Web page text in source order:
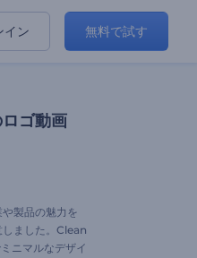
イン 無料で試す
ゴ動画
製品の魅力を
しました。Clean
ニマルなデザイ